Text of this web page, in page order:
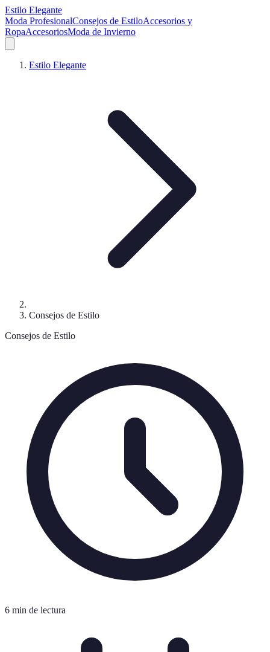
Estilo Elegante
Moda ProfesionalConsejos de EstiloAccesorios y
RopaAccesoriosModa de Invierno
Estilo Elegante
Consejos de Estilo
Consejos de Estilo
6 min de lectura